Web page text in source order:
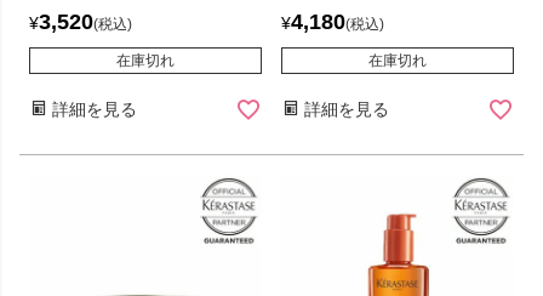
¥3,520 税込
在庫切れ
詳細を見る
¥4,180 税込
在庫切れ
詳細を見る